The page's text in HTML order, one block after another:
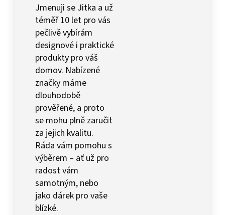
Jmenuji se Jitka a už
téměř 10 let pro vás
pečlivě vybírám
designové i praktické
produkty pro váš
domov. Nabízené
značky máme
dlouhodobě
prověřené, a proto
se mohu plně zaručit
za jejich kvalitu.
Ráda vám pomohu s
výběrem – ať už pro
radost vám
samotným, nebo
jako dárek pro vaše
blízké.